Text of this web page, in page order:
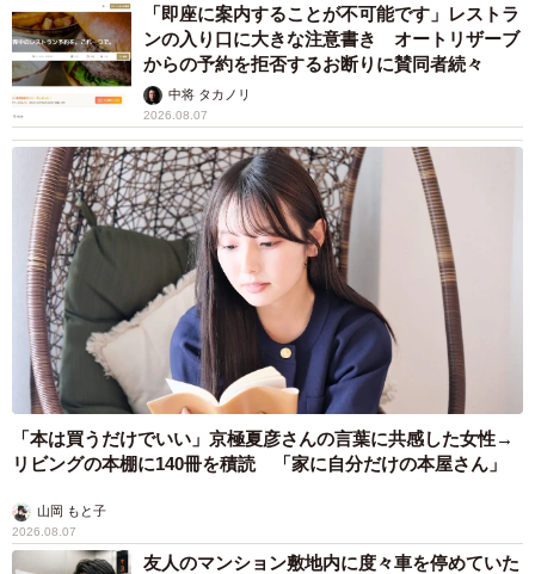
「即座に案内することが不可能です」レストラ
ンの入り口に大きな注意書き オートリザーブ
からの予約を拒否するお断りに賛同者続々
中将 タカノリ
2026.08.07
「本は買うだけでいい」京極夏彦さんの言葉に共感した女性→
リビングの本棚に140冊を積読 「家に自分だけの本屋さん」
山岡 もと子
2026.08.07
友人のマンション敷地内に度々車を停めていた